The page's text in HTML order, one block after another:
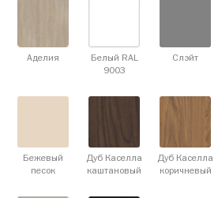
Аделия
Белый RAL
9003
Слэйт
Бежевый
песок
Дуб Каселла
каштановый
Дуб Каселла
коричневый